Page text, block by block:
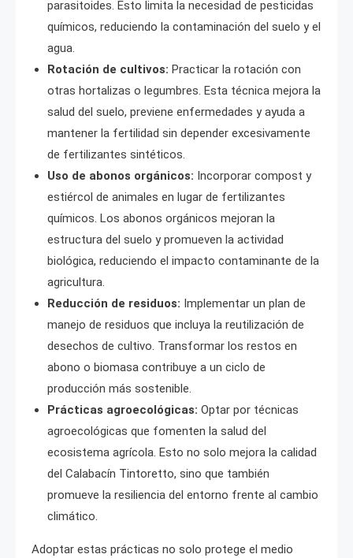
parasitoides. Esto limita la necesidad de pesticidas
químicos, reduciendo la contaminación del suelo y el
agua.
Rotación de cultivos: Practicar la rotación con
otras hortalizas o legumbres. Esta técnica mejora la
salud del suelo, previene enfermedades y ayuda a
mantener la fertilidad sin depender excesivamente
de fertilizantes sintéticos.
Uso de abonos orgánicos: Incorporar compost y
estiércol de animales en lugar de fertilizantes
químicos. Los abonos orgánicos mejoran la
estructura del suelo y promueven la actividad
biológica, reduciendo el impacto contaminante de la
agricultura.
Reducción de residuos: Implementar un plan de
manejo de residuos que incluya la reutilización de
desechos de cultivo. Transformar los restos en
abono o biomasa contribuye a un ciclo de
producción más sostenible.
Prácticas agroecológicas: Optar por técnicas
agroecológicas que fomenten la salud del
ecosistema agrícola. Esto no solo mejora la calidad
del Calabacín Tintoretto, sino que también
promueve la resiliencia del entorno frente al cambio
climático.
Adoptar estas prácticas no solo protege el medio